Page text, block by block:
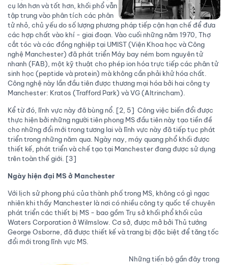
cụ lớn hơn và tốt hơn, khối phổ vẫn
tập trung vào phân tích các phân
tử nhỏ, chủ yếu do số lượng phương pháp tiếp cận hạn chế để đưa
các hợp chất vào khí - giai đoạn. Vào cuối những năm 1970, Thợ
cắt tóc và các đồng nghiệp tại UMIST (Viện Khoa học và Công
nghệ Manchester) đã phát triển Máy bay ném bom nguyên tử
nhanh (FAB), một kỹ thuật cho phép ion hóa trực tiếp các phân tử
sinh học (peptide và protein) mà không cần phải khử hóa chất.
Công nghệ này lần đầu tiên được thương mại hóa bởi hai công ty
Manchester: Kratos (Trafford Park) và VG (Altrincham).
Kể từ đó, lĩnh vực này đã bùng nổ. [2, 5] Công việc biến đổi được
thực hiện bởi những người tiên phong MS đầu tiên này tạo tiền đề
cho những đổi mới trong tương lai và lĩnh vực này đã tiếp tục phát
triển trong những năm qua. Ngày nay, máy quang phổ khối được
thiết kế, phát triển và chế tạo tại Manchester đang được sử dụng
trên toàn thế giới. [3]
Ngày hiện đại MS ở Manchester
Với lịch sử phong phú của thành phố trong MS, không có gì ngạc
nhiên khi thấy Manchester là nơi có nhiều công ty quốc tế chuyên
phát triển các thiết bị MS - bao gồm Trụ sở khối phổ khối của
Waters Corporation ở Wilmslow. Cơ sở, được mở bởi Thủ tướng
George Osborne, đã được thiết kế và trang bị đặc biệt để tăng tốc
đổi mới trong lĩnh vực MS.
Những tiến bộ gần đây trong